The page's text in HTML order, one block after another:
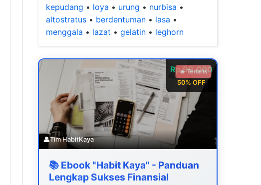
kepudang • loya • urung • nurbisa •
altostratus • berdentuman • lasa •
menggala • lazat • gelatin • leghorn
Rp 99.000
50% OFF
🔥 Terlaris
👤Tim HabitKaya
📚 Ebook "Habit Kaya" - Panduan
Lengkap Sukses Finansial